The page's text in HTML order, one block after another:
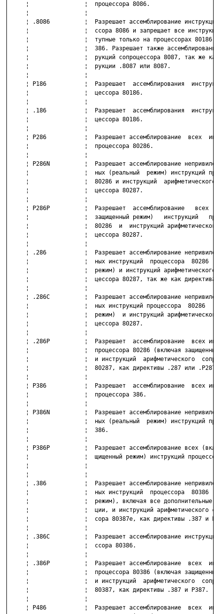
¦                ¦  процессора 8086.
¦                ¦
¦ .8086          ¦  Разрешает ассемблирование инструкций
¦                ¦  ссора 8086 и запрещает все
¦                ¦  тупные только на процессорах 80186,
¦                ¦  386. Разрешает также ассемблирование
¦                ¦  рукций сопроцессора 8087, так же как
¦                ¦  рукции .8087 или 8087.
¦                ¦
¦ P186           ¦  Разрешает  ассемблирования
¦                ¦  цессора 80186.
¦                ¦
¦ .186           ¦  Разрешает  ассемблирования
¦                ¦  цессора 80186.
¦                ¦
¦ P286           ¦  Разрешает ассемблирование  всех
¦                ¦  процессора 80286.
¦                ¦
¦ P286N          ¦  Разрешает ассемблирование
¦                ¦  ных (реальный  режим) инструкций
¦                ¦  80286 и инструкций  арифметического
¦                ¦  цессора 80287.
¦                ¦
¦ P286P          ¦  Разрешает  ассемблирование   всех
¦                ¦  защищенный режим)   инструкций
¦                ¦  80286  и  инструкций арифметического
¦                ¦  цессора 80287.
¦                ¦
¦ .286           ¦  Разрешает ассемблирование
¦                ¦  ных инструкций  процессора  80286
¦                ¦  режим) и инструкций арифметического
¦                ¦  цессора 80287, так же как директива
¦                ¦
¦ .286C          ¦  Разрешает ассемблирование
¦                ¦  ных инструкций процессора  80286
¦                ¦  режим)  и инструкций арифметического
¦                ¦  цессора 80287.
¦                ¦
¦ .286P          ¦  Разрешает  ассемблирование  всех
¦                ¦  процессора 80286 (включая защищенный
¦                ¦  и инструкций  арифметического
¦                ¦  80287, как директивы .287 или .P287.
¦                ¦
¦ P386           ¦  Разрешает  ассемблирование  всех
¦                ¦  процессора 386.
¦                ¦
¦ P386N          ¦  Разрешает ассемблирование
¦                ¦  ных (реальный  режим) инструкций
¦                ¦  386.
¦                ¦
¦ P386P          ¦  Разрешает ассемблирование всех
¦                ¦  щищенный режим) инструкций
¦                ¦
¦                ¦
¦ .386           ¦  Разрешает ассемблирование
¦                ¦  ных инструкций  процессора  80386
¦                ¦  режим), включая все дополнительные
¦                ¦  ции, и инструкций арифметического
¦                ¦  сора 80387е, как директивы .387 и
¦                ¦
¦ .386C          ¦  Разрешает ассемблирование инструкций
¦                ¦  ссора 80386.
¦                ¦
¦ .386P          ¦  Разрешает ассемблирование  всех
¦                ¦  процессора 80386 (включая защищенный
¦                ¦  и инструкций  арифметического
¦                ¦  80387, как директивы .387 и P387.
¦                ¦
¦ P486           ¦  Разрешает ассемблирование  всех